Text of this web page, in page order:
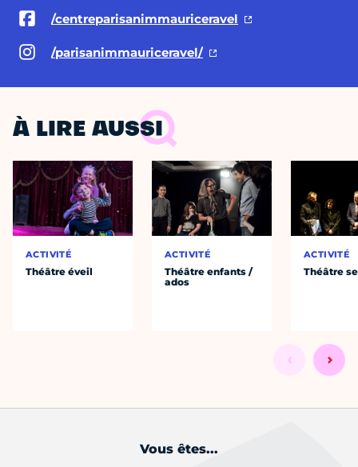
/centreparisanimmauriceravel
/parisanimmauriceravel/
À LIRE AUSSI
ACTIVITÉ
Théâtre éveil
ACTIVITÉ
Théâtre enfants /
ados
ACTIVITÉ
Théâtre
Vous êtes...